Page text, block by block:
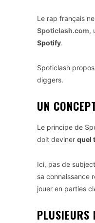
Le rap français
Spoticlash.com,
Spotify.
Spoticlash
diggers.
UN
Le principe de
doit deviner quel
Ici, pas de
sa connaissance
jouer en parties
PLUSIEURS